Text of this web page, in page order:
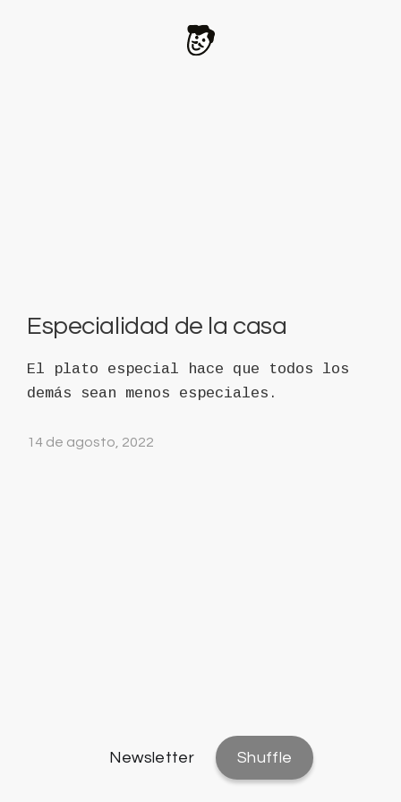
Especialidad de la casa
El plato especial hace que todos los
demás sean menos especiales.
14 de agosto, 2022
Newsletter Shuffle